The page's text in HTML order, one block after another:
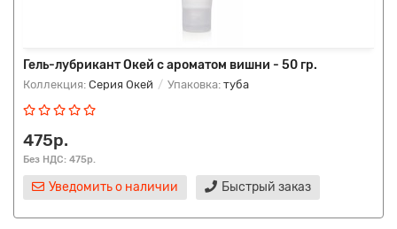
Гель-лубрикант Окей с ароматом вишни - 50 гр.
Коллекция: Серия Окей Упаковка: туба
475р.
Без НДС: 475р.
Уведомить о наличии Быстрый заказ